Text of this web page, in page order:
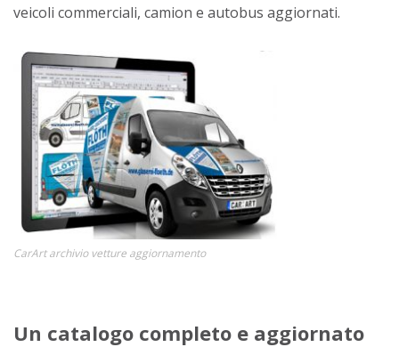
veicoli commerciali, camion e autobus aggiornati.
CarArt archivio vetture aggiornamento
Un catalogo completo e aggiornato